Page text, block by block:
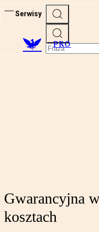
Serwisy
PRO
Gwarancyjna
kosztach